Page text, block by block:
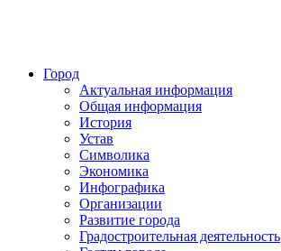
Город
Актуальная информация
Общая информация
История
Устав
Символика
Экономика
Инфографика
Организации
Развитие города
Градостроительная деятельность